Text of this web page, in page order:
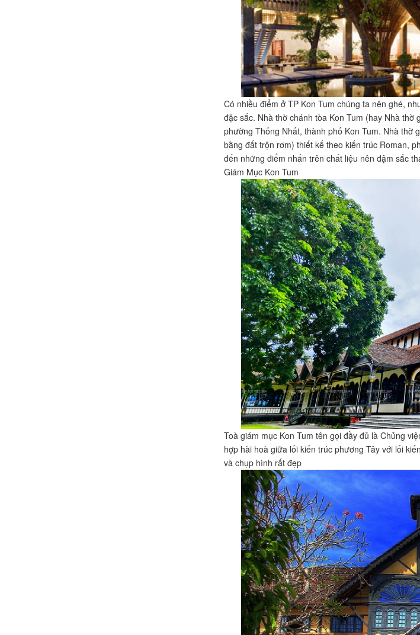
Có nhiều điểm ở TP Kon Tum chúng ta nên ghé,
đặc sắc. Nhà thờ chánh tòa Kon Tum (hay Nhà
phường Thống Nhất, thành phố Kon Tum. Nhà
bằng đất trộn rơm) thiết kế theo kiến trúc Roman,
đến những điểm nhấn trên chất liệu nên đậm sắc
Giám Mục Kon Tum
Toà giám mục Kon Tum tên gọi đầy đủ là Chủng
hợp hài hoà giữa lối kiến trúc phương Tây với lối
và chụp hình rất đẹp